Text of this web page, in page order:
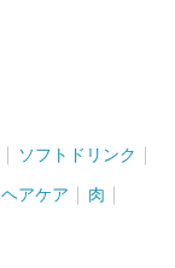
ソフトドリンク
ヘアケア 肉